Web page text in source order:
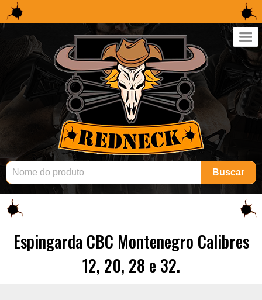
×
Buscar
Espingarda CBC Montenegro Calibres
12, 20, 28 e 32.